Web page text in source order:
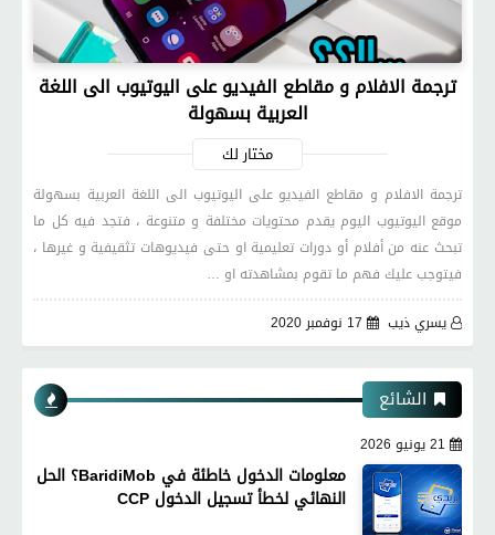
ترجمة الافلام و مقاطع الفيديو على اليوتيوب الى اللغة
العربية بسهولة
مختار لك
ترجمة الافلام و مقاطع الفيديو على اليوتيوب الى اللغة العربية بسهولة
موقع اليوتيوب اليوم يقدم محتويات مختلفة و متنوعة ، فتجد فيه كل ما
تبحث عنه من أفلام أو دورات تعليمية او حتى فيديوهات تثقيفية و غيرها ،
فيتوجب عليك فهم ما تقوم بمشاهدته او …
يسري ذيب
17 نوفمبر 2020
الشائع
21 يونيو 2026
معلومات الدخول خاطئة في BaridiMob؟ الحل
النهائي لخطأ تسجيل الدخول CCP